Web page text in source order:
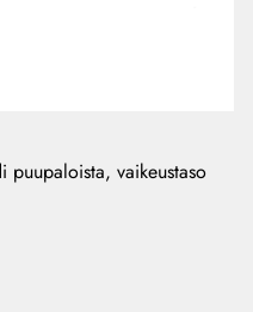
puupaloista, vaikeustaso